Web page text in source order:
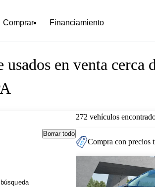
Comprar Financiamiento
en venta cerca
Borrar todo
272 vehículos
Compra con precios